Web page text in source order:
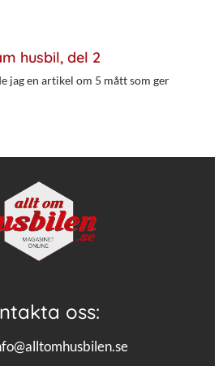
husbil, del 2
en artikel om 5 mått som ger
oss: